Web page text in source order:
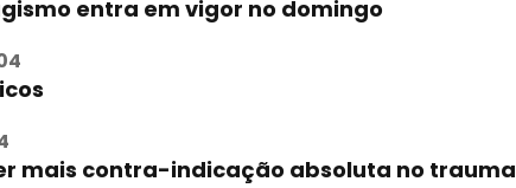
entra em vigor no domingo
mais contra-indicação absoluta no trauma